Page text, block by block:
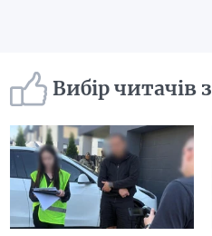
Вибір читачів